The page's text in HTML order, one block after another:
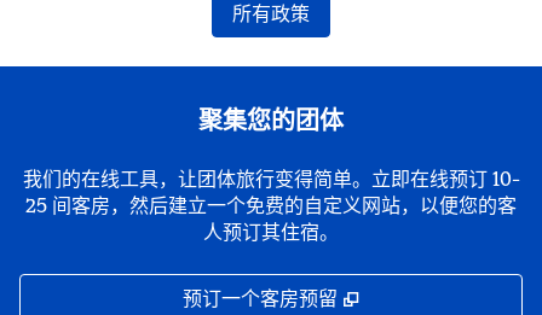
所有政策
聚集您的团体
我们的在线工具，让团体旅行变得简单。立即在线预订 10-
25 间客房，然后建立一个免费的自定义网站，以便您的客
人预订其住宿。
预订一个客房预留 ,